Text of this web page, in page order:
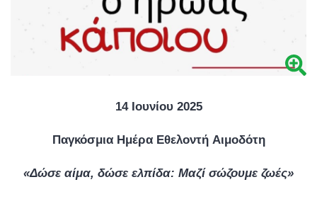
14 Ιουνίου2025
Παγκόσμια Ημέρα Εθελοντή Αιμοδότη
«Δώσε αίμα, δώσε ελπίδα: Μαζί σώζουμε ζωές»